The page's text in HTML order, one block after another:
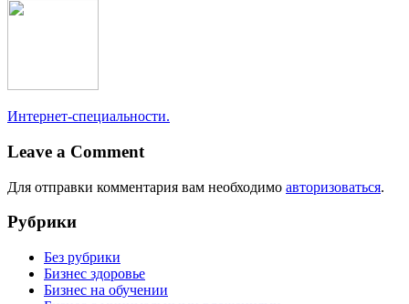
Интернет-специальности.
Leave a Comment
Для отправки комментария вам необходимо авторизоваться.
Рубрики
Без рубрики
Бизнес здоровье
Бизнес на обучении